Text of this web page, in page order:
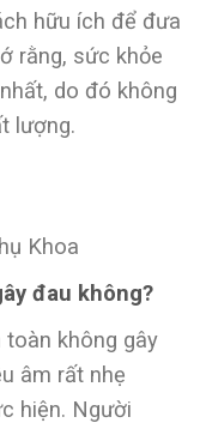
hữu ích để đưa
rằng, sức khỏe
do đó không
lượng.
đau không?
toàn không gây
âm rất nhẹ
hiện. Người